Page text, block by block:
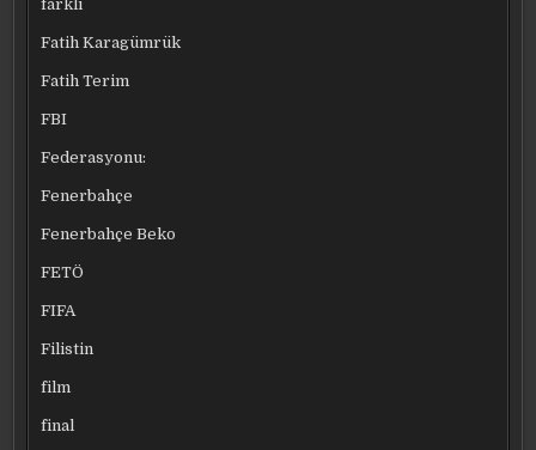
farklı
Fatih Karagümrük
Fatih Terim
FBI
Federasyonu:
Fenerbahçe
Fenerbahçe Beko
FETÖ
FIFA
Filistin
film
final